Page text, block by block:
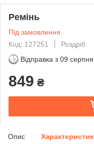
Ремінь
Під замовлення
Код: 127251
Роздріб
Відправка з 09
849 ₴
Опис